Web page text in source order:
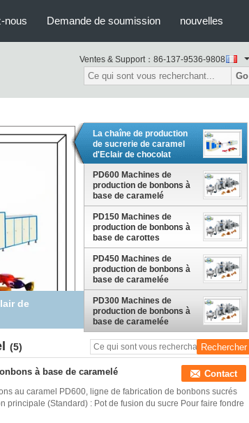
nous Demande de soumission nouvelles
Ventes & Support： 86-137-9536-9808
Go
de
La chaîne de production
de sucrerie de caramel
d'Eclair de chocolat
capacité de 300kg/H
meurent type
PD600 Machines de
production de bonbons à
base de caramelé
PD150 Machines de
production de bonbons à
base de carottes
équipement, ligne de
fabrication de bonbons à
base de carottes remplis
au centre
PD450 Machines de
production de bonbons à
base de caramelée
Équipement, ligne de
fabrication de bonbons à
base de caramelée
remplie au centre
PD300 Machines de
production de bonbons à
base de caramelée
Équipement, Machines de
fabrication de bonbons à
base de caramelée
(5)
à base de caramelé Contact
au caramel PD600, ligne de fabrication de bonbons sucrés
principale (Standard) : Pot de fusion du sucre Pour faire fondre